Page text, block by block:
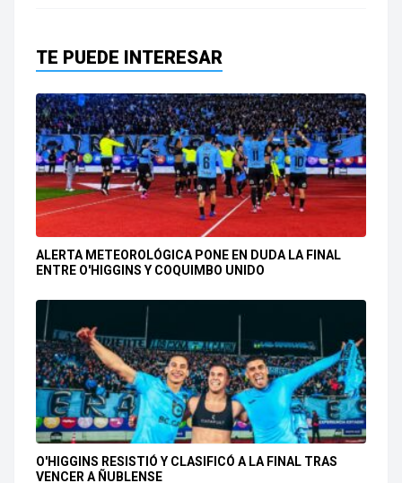
TE PUEDE INTERESAR
ALERTA METEOROLÓGICA PONE EN DUDA LA FINAL
ENTRE O'HIGGINS Y COQUIMBO UNIDO
O'HIGGINS RESISTIÓ Y CLASIFICÓ A LA FINAL TRAS
VENCER A ÑUBLENSE